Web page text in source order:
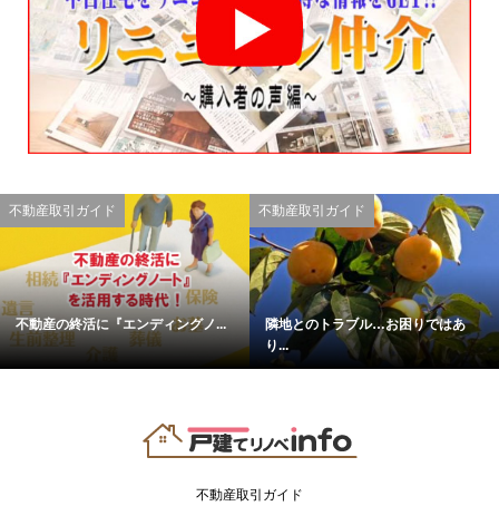
不動産取引ガイド
不動産の終活に『エンディングノ...
不動産取引ガイド
隣地とのトラブル…お困りではあ
り...
不動産取引ガイド